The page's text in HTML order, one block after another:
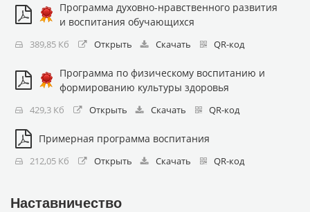
Программа духовно-нравственного развития
и воспитания обучающихся
389,85 Кб Открыть Скачать QR-код
Программа по физическому воспитанию и
формированию культуры здоровья
429,3 Кб Открыть Скачать QR-код
Примерная программа воспитания
212,05 Кб Открыть Скачать QR-код
Наставничество